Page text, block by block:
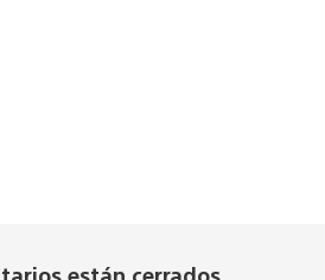
están cerrados.